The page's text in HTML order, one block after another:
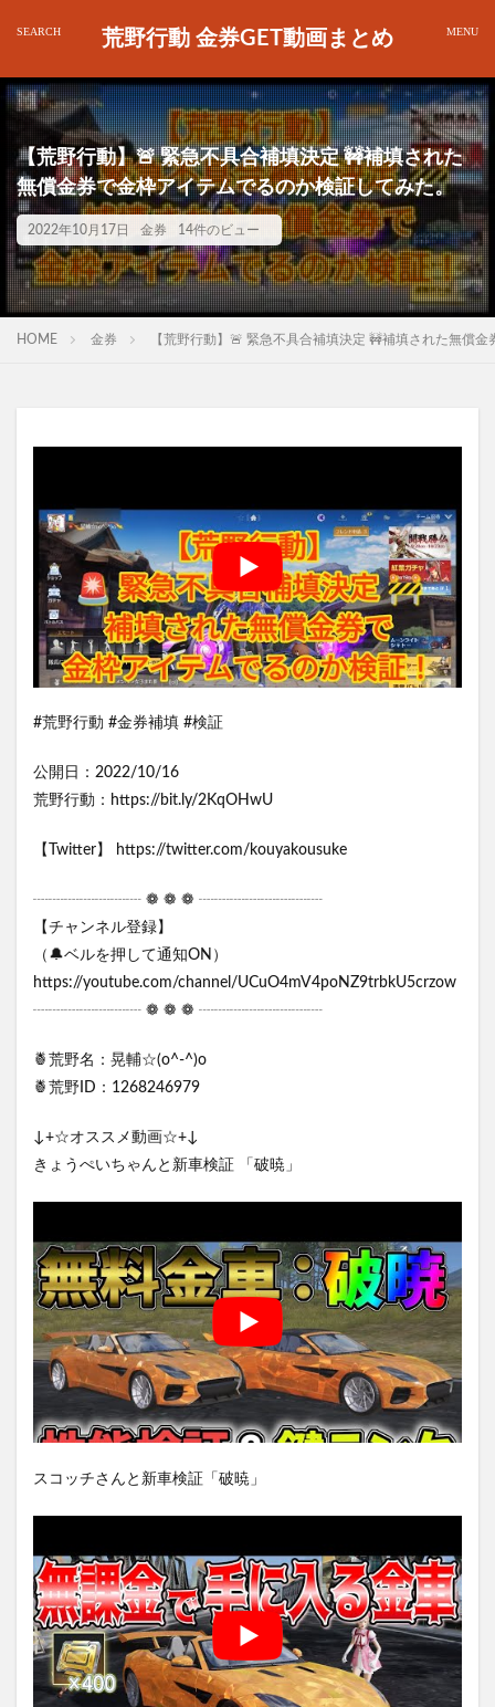
荒野行動 金券GET動画まとめ
【荒野行動】🚨 緊急不具合補填決定 🚧補填された
無償金券で金枠アイテムでるのか検証してみた。
2022年10月17日 金券 14件のビュー
HOME 金券 【荒野行動】🚨 緊急不具合補填決定 🚧補填された無償
#荒野行動 #金券補填 #検証
公開日：2022/10/16
荒野行動：https://bit.ly/2KqOHwU​
【Twitter】 https://twitter.com/kouyakousuke
┈┈┈┈┈┈┈ ❁ ❁ ❁ ┈┈┈┈┈┈┈┈
【チャンネル登録】
（🔔ベルを押して通知ON）
https://youtube.com/channel/UCuO4mV4poNZ9trbkU5crzow
┈┈┈┈┈┈┈ ❁ ❁ ❁ ┈┈┈┈┈┈┈┈
🍍荒野名：晃輔☆(o^-^)o
🍍荒野ID：1268246979
↓+☆オススメ動画☆+↓
きょうぺいちゃんと新車検証 「破暁」
スコッチさんと新車検証「破暁」